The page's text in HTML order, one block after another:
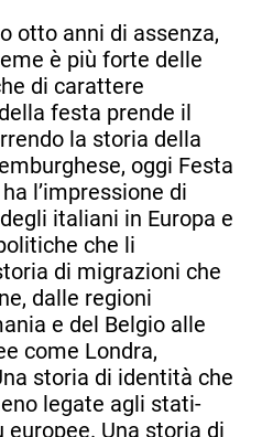
otto anni di assenza,
è più forte delle
di carattere
festa prende il
la storia della
oggi Festa
l’impressione di
italiani in Europa e
che li
di migrazioni che
dalle regioni
e del Belgio alle
come Londra,
storia di identità che
legate agli stati-
Una storia di